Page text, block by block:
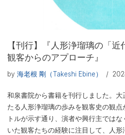
【刊行】『人形浄瑠璃の「
観客からのアプローチ』
by 海老根 剛（Takeshi Ebine）
和泉書院から書籍を刊行しました。
たる人形浄瑠璃の歩みを観客史の観
トルが示す通り、演者や興行主では
いた観客たちの経験に注目して、人